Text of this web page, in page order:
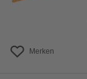
Merken